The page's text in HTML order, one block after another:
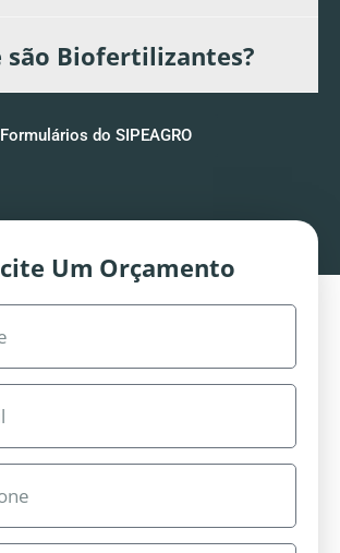
são Biofertilizantes?
Formulários do SIPEAGRO
Um Orçamento